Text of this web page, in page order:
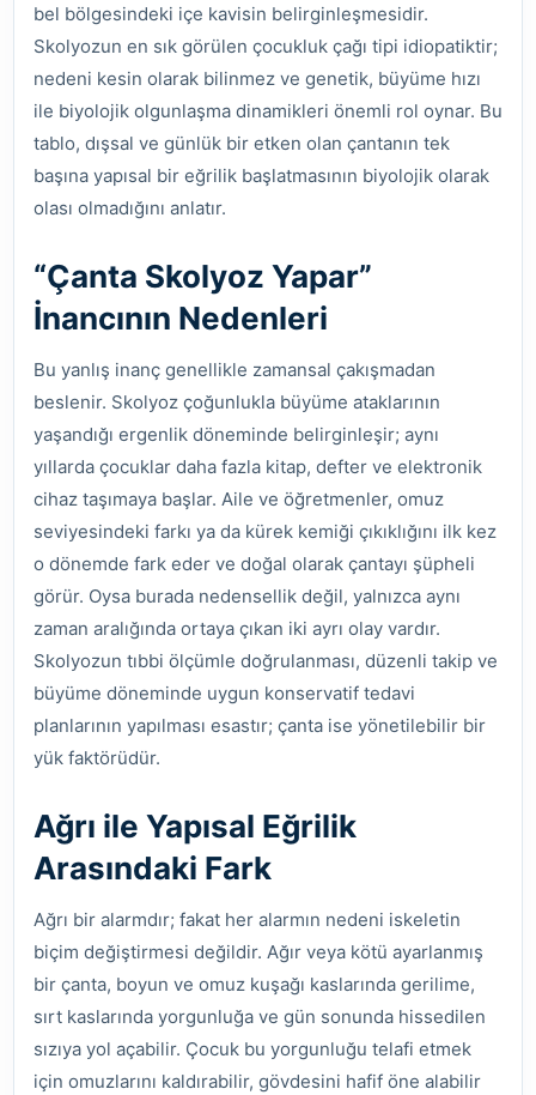
bel bölgesindeki içe kavisin belirginleşmesidir.
Skolyozun en sık görülen çocukluk çağı tipi idiopatiktir;
nedeni kesin olarak bilinmez ve genetik, büyüme hızı
ile biyolojik olgunlaşma dinamikleri önemli rol oynar. Bu
tablo, dışsal ve günlük bir etken olan çantanın tek
başına yapısal bir eğrilik başlatmasının biyolojik olarak
olası olmadığını anlatır.
“Çanta Skolyoz Yapar”
İnancının Nedenleri
Bu yanlış inanç genellikle zamansal çakışmadan
beslenir. Skolyoz çoğunlukla büyüme ataklarının
yaşandığı ergenlik döneminde belirginleşir; aynı
yıllarda çocuklar daha fazla kitap, defter ve elektronik
cihaz taşımaya başlar. Aile ve öğretmenler, omuz
seviyesindeki farkı ya da kürek kemiği çıkıklığını ilk kez
o dönemde fark eder ve doğal olarak çantayı şüpheli
görür. Oysa burada nedensellik değil, yalnızca aynı
zaman aralığında ortaya çıkan iki ayrı olay vardır.
Skolyozun tıbbi ölçümle doğrulanması, düzenli takip ve
büyüme döneminde uygun konservatif tedavi
planlarının yapılması esastır; çanta ise yönetilebilir bir
yük faktörüdür.
Ağrı ile Yapısal Eğrilik
Arasındaki Fark
Ağrı bir alarmdır; fakat her alarmın nedeni iskeletin
biçim değiştirmesi değildir. Ağır veya kötü ayarlanmış
bir çanta, boyun ve omuz kuşağı kaslarında gerilime,
sırt kaslarında yorgunluğa ve gün sonunda hissedilen
sızıya yol açabilir. Çocuk bu yorgunluğu telafi etmek
için omuzlarını kaldırabilir, gövdesini hafif öne alabilir